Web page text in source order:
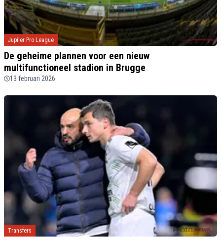
Jupiler Pro League
De geheime plannen voor een nieuw
multifunctioneel stadion in Brugge
13 februari 2026
Transfers